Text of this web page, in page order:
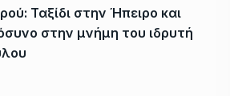
Ταξίδι στην Ήπειρο και
στην μνήμη του ιδρυτή